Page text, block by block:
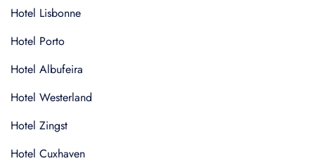
Hotel Lisbonne
Hotel Porto
Hotel Albufeira
Hotel Westerland
Hotel Zingst
Hotel Cuxhaven